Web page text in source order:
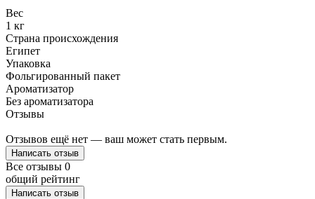
Вес
1 кг
Страна происхождения
Египет
Упаковка
Фольгированный пакет
Ароматизатор
Без ароматизатора
Отзывы
Отзывов ещё нет — ваш может стать первым.
Написать отзыв
Все отзывы 0
общий рейтинг
Написать отзыв